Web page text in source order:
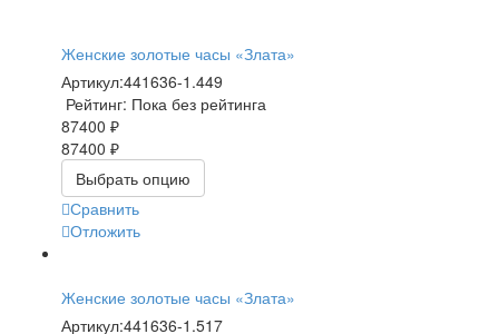
Женские золотые часы «Злата»
Артикул:441636-1.449
Рейтинг: Пока без рейтинга
87400 ₽
87400 ₽
Выбрать опцию
Сравнить
Отложить
Женские золотые часы «Злата»
Артикул:441636-1.517